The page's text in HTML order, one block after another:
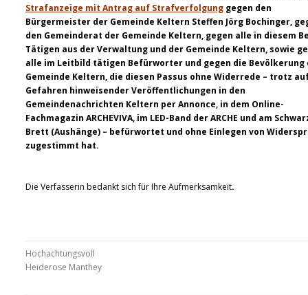
Strafanzeige mit Antrag auf Strafverfolgung gegen den
Bürgermeister der Gemeinde Keltern Steffen Jörg Bochinger,
den Gemeinderat der Gemeinde Keltern, gegen alle in diesem
Tätigen aus der Verwaltung und der Gemeinde Keltern, sowie
alle im Leitbild tätigen Befürworter und gegen die Bevölkerung
Gemeinde Keltern, die diesen Passus ohne Widerrede – trotz
Gefahren hinweisender Veröffentlichungen in den
Gemeindenachrichten Keltern per Annonce, in dem Online-
Fachmagazin ARCHEVIVA, im LED-Band der ARCHE und am
Brett (Aushänge) – befürwortet und ohne Einlegen von
zugestimmt hat.
Die Verfasserin bedankt sich für Ihre Aufmerksamkeit.
Hochachtungsvoll
Heiderose Manthey